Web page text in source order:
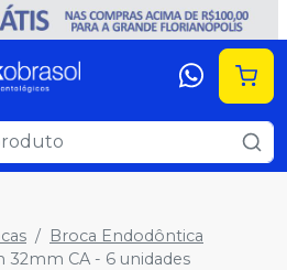
Broca Endodôntica
32mm CA - 6 unidades